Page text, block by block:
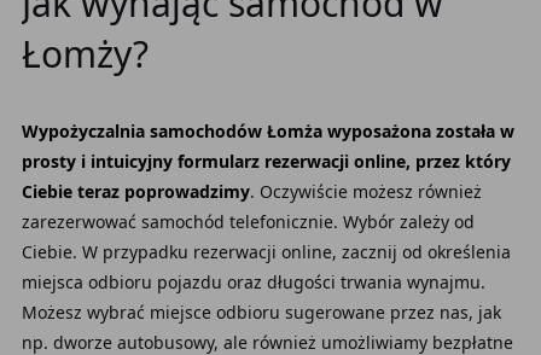
Łomży?
Wypożyczalnia samochodów Łomża wyposażona została w
prosty i intuicyjny formularz rezerwacji online, przez który
Ciebie teraz poprowadzimy. Oczywiście możesz również
zarezerwować samochód telefonicznie. Wybór zależy od
Ciebie. W przypadku rezerwacji online, zacznij od określenia
miejsca odbioru pojazdu oraz długości trwania wynajmu.
Możesz wybrać miejsce odbioru sugerowane przez nas, jak
np. dworze autobusowy, ale również umożliwiamy bezpłatne